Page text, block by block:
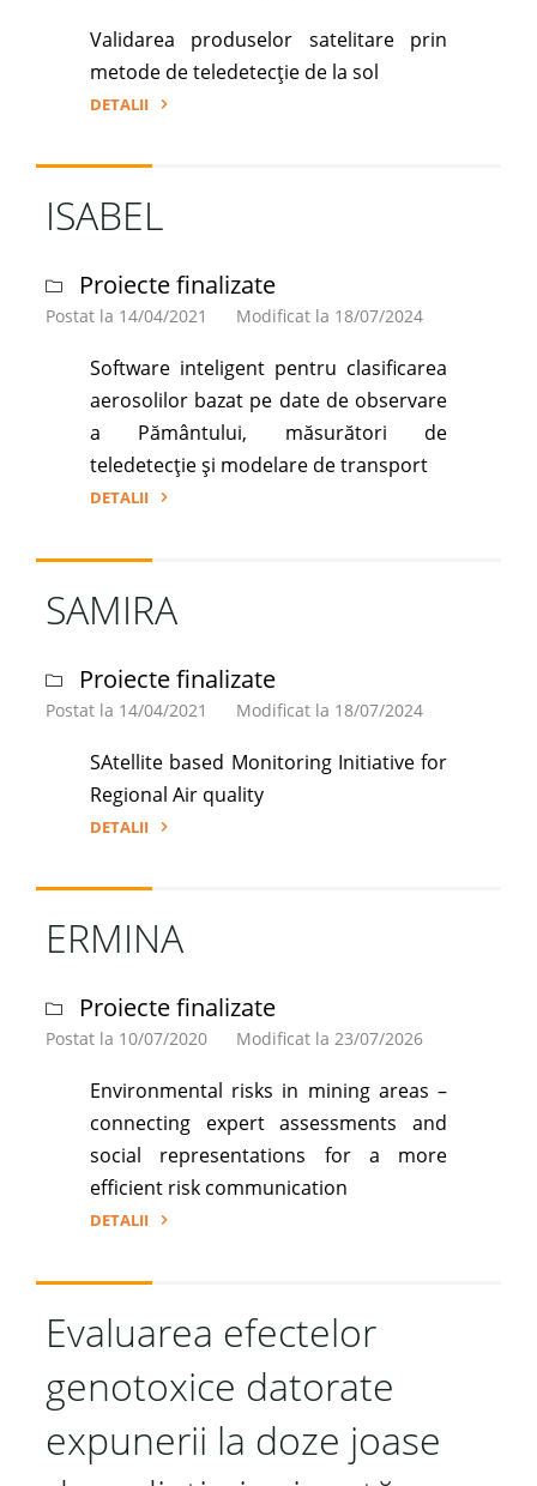
Validarea produselor satelitare prin
metode de teledetecție de la sol
DETALII
ISABEL
Proiecte finalizate
Postat la 14/04/2021 Modificat la 18/07/2024
Software inteligent pentru clasificarea
aerosolilor bazat pe date de observare
a Pământului, măsurători de
teledetecţie şi modelare de transport
DETALII
SAMIRA
Proiecte finalizate
Postat la 14/04/2021 Modificat la 18/07/2024
SAtellite based Monitoring Initiative for
Regional Air quality
DETALII
ERMINA
Proiecte finalizate
Postat la 10/07/2020 Modificat la 23/07/2026
Environmental risks in mining areas –
connecting expert assessments and
social representations for a more
efficient risk communication
DETALII
Evaluarea efectelor
genotoxice datorate
expunerii la doze joase